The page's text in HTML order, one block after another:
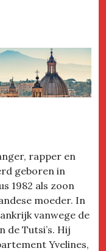
rapper en
geboren in
1982 als zoon
moeder. In
vanwege de
de Tutsi’s. Hij
Yvelines,